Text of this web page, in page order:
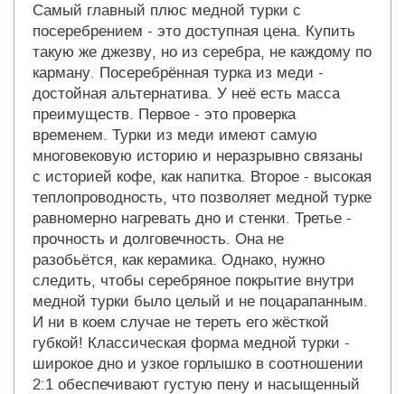
Самый главный плюс медной турки с
посеребрением - это доступная цена. Купить
такую же джезву, но из серебра, не каждому по
карману. Посеребрённая турка из меди -
достойная альтернатива. У неё есть масса
преимуществ. Первое - это проверка
временем. Турки из меди имеют самую
многовековую историю и неразрывно связаны
с историей кофе, как напитка. Второе - высокая
теплопроводность, что позволяет медной турке
равномерно нагревать дно и стенки. Третье -
прочность и долговечность. Она не
разобьётся, как керамика. Однако, нужно
следить, чтобы серебряное покрытие внутри
медной турки было целый и не поцарапанным.
И ни в коем случае не тереть его жёсткой
губкой! Классическая форма медной турки -
широкое дно и узкое горлышко в соотношении
2:1 обеспечивают густую пену и насыщенный